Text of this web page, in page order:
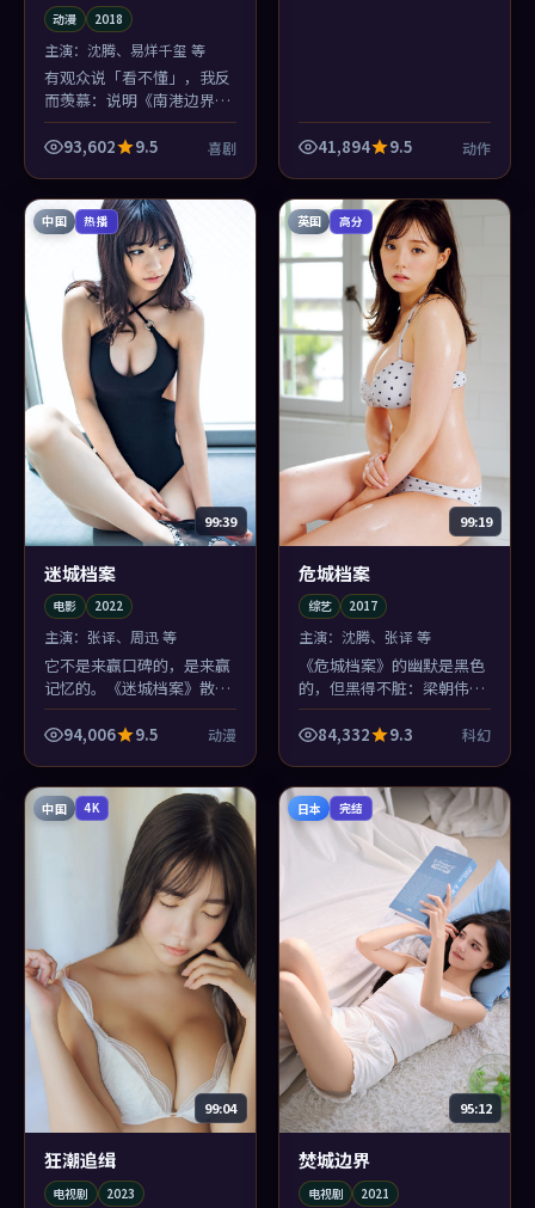
动漫 2018
主演： 沈腾、易烊千玺 等
有观众说「看不懂」，我反
而羡慕：说明《南港边界》
还留了缝。喜剧类型里敢留
缝的，2018年后多半会被反
93,602 9.5 喜剧 41,894 9.5 动作
中国 热播
99:39
迷城档案
电影 2022
主演： 张译、周迅 等
它不是来赢口碑的，是来赢
记忆的。《迷城档案》散场
后你会忘记几个桥段，但忘
不掉边境小镇那场雨的味道
94,006 9.5 动漫
英国 高分
99:19
危城档案
综艺 2017
主演：沈腾、张译 等
《危城档案》的幽默是黑色
的，但黑得不脏：梁朝伟一
句吐槽能逗笑全场，下一秒
你又为自己笑了而内疚——
84,332 9.3 科幻
中国 4K
99:04
狂潮追缉
电视剧 2023
日本 完结
95:12
焚城边界
电视剧 2021